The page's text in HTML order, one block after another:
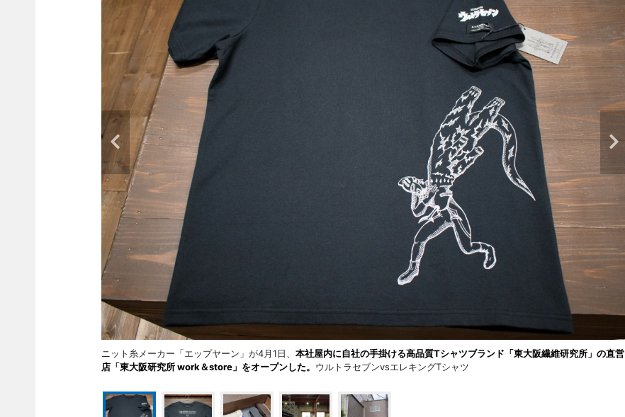
ニット糸メーカー「エップヤーン」が4月1日、 本社屋内に自社の手掛ける高品質Tシャツブランド「東大阪繊維研究所」の直営
店「東大阪研究所 work＆store」をオープンした。 ウルトラセブンvsエレキングTシャツ